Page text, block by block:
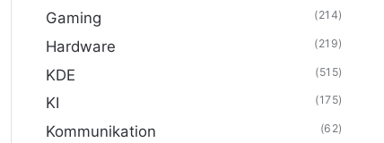
Gaming (214)
Hardware (219)
KDE (515)
KI (175)
Kommunikation (62)